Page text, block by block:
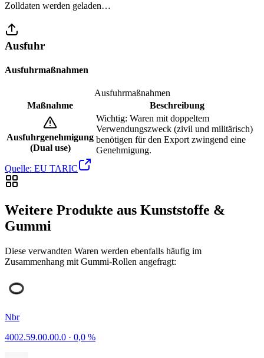
Zolldaten werden geladen…
Ausfuhr
Ausfuhrmaßnahmen
Ausfuhrmaßnahmen
Maßnahme
Beschreibung
Ausfuhrgenehmigung
(Dual use)
Wichtig: Waren mit doppeltem
Verwendungszweck (zivil und militärisch)
benötigen für den Export zwingend eine
Genehmigung.
Quelle: EU TARIC
Weitere Produkte aus Kunststoffe &
Gummi
Diese verwandten Waren werden ebenfalls häufig im
Zusammenhang mit Gummi-Rollen angefragt:
Nbr
4002.59.00.00.0 · 0,0 %